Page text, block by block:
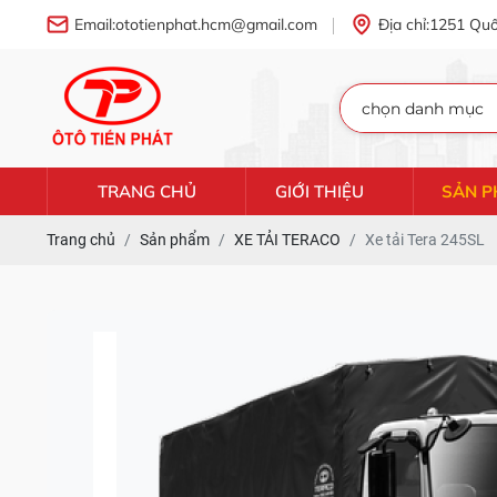
Email:ototienphat.hcm@gmail.com Địa chỉ:1251
TRANG CHỦ GIỚI THIỆU SẢN
Trang chủ Sản phẩm XE TẢI TERACO Xe tải Tera 245SL